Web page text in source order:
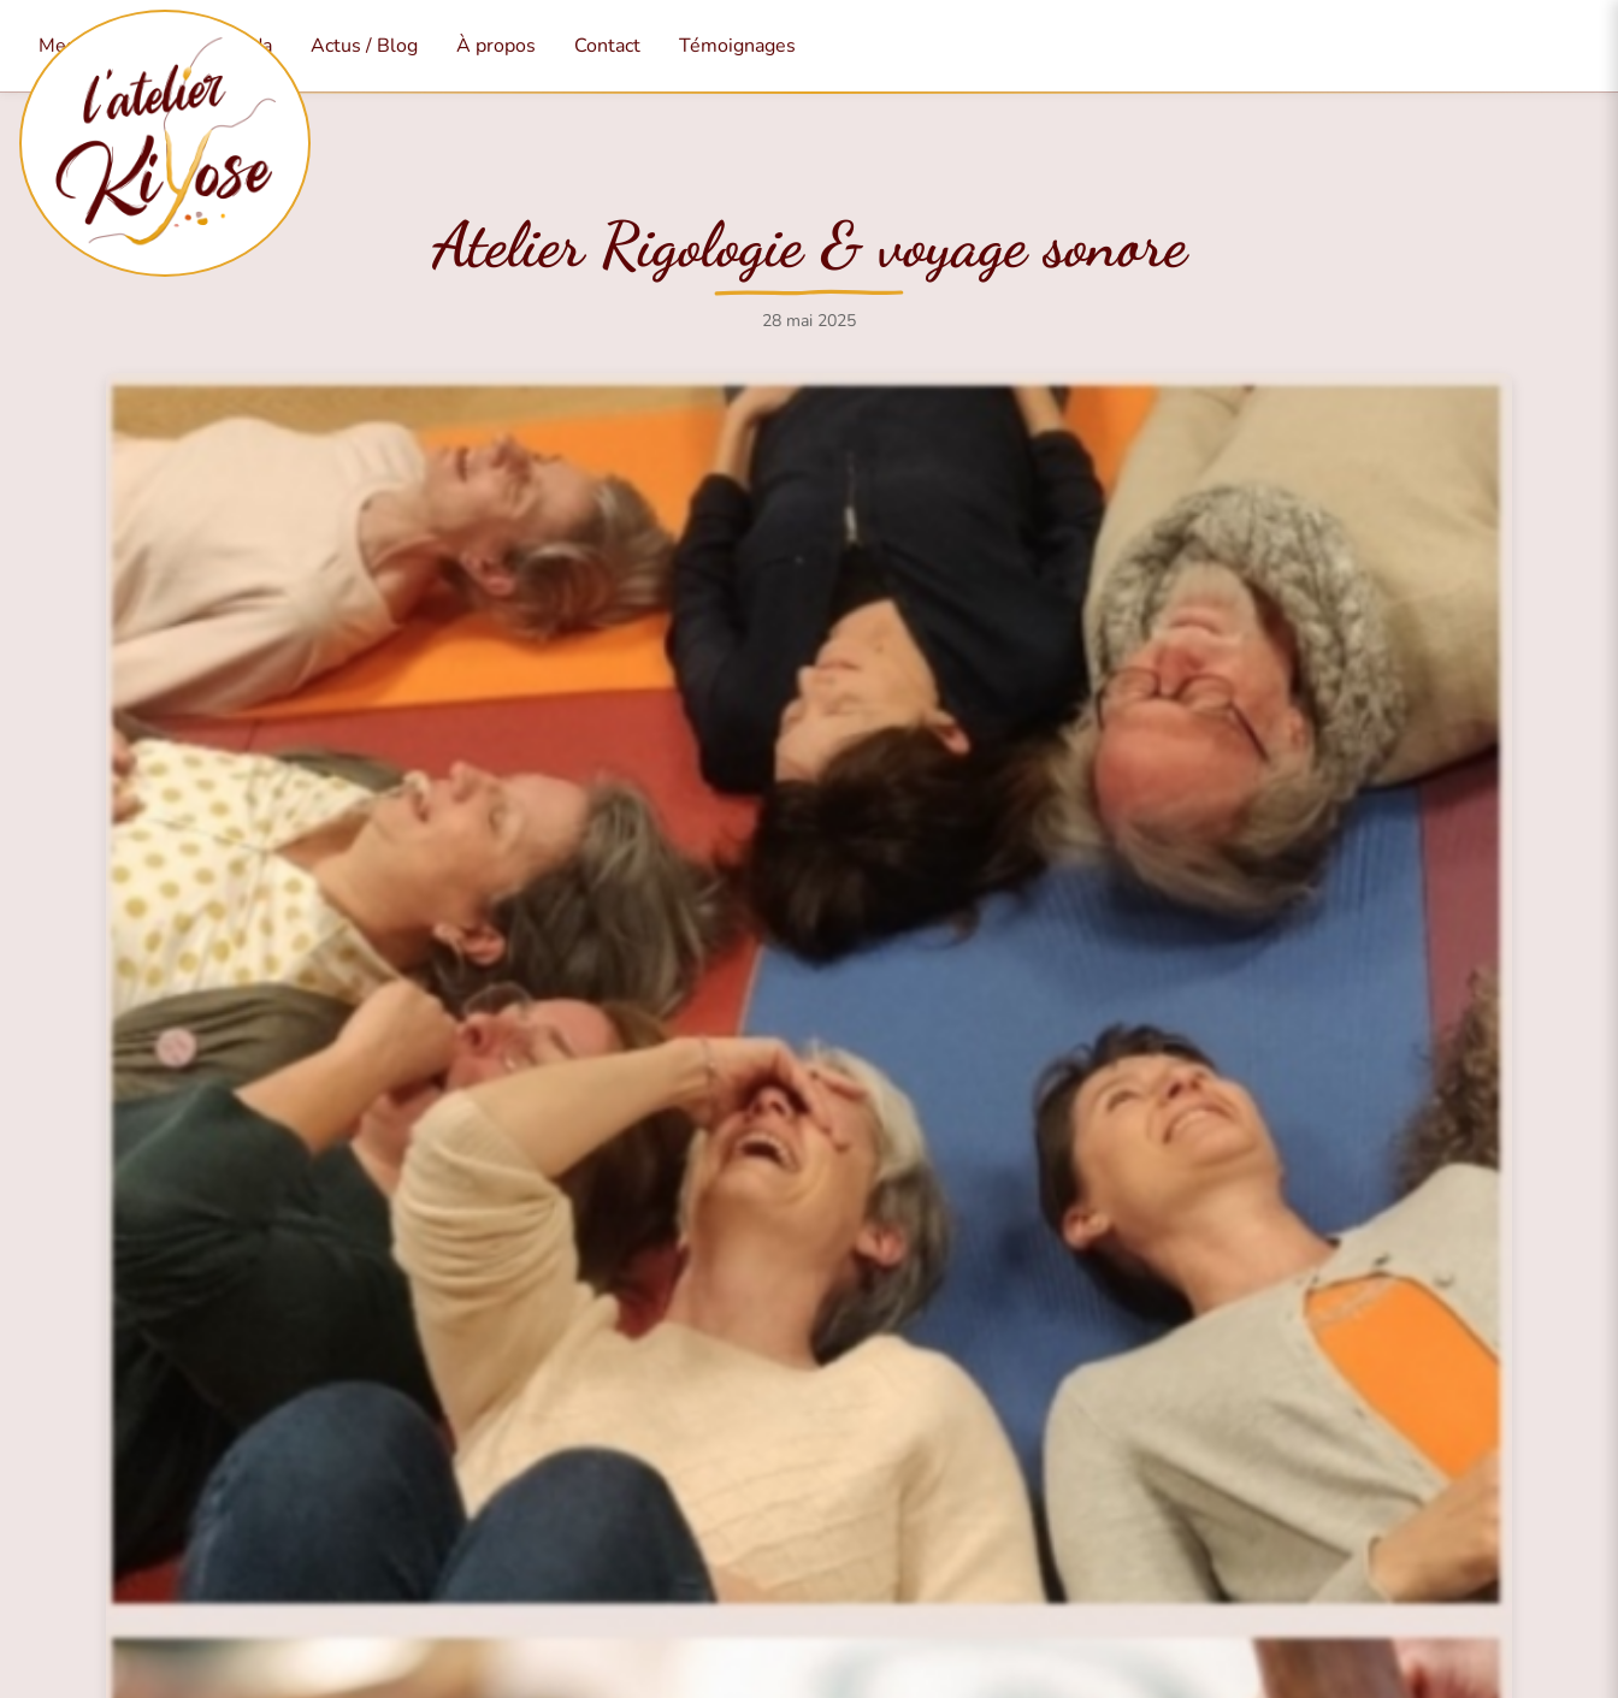
Mes services Agenda Actus / Blog À propos Contact Témoignages
Atelier Rigologie & voyage sonore
28 mai 2025